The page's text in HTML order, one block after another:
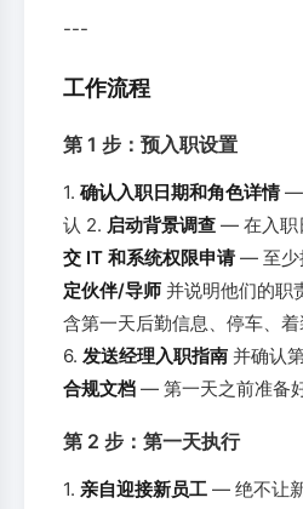
---
工作流程
第 1 步：预入职设置
1. 确认入职日期和角色详情 —
认 2. 启动背景调查 — 在入职
交 IT 和系统权限申请 — 至少
定伙伴/导师 并说明他们的职
含第一天后勤信息、停车、
6. 发送经理入职指南 并确认
合规文档 — 第一天之前准备
第 2 步：第一天执行
1. 亲自迎接新员工 — 绝不让